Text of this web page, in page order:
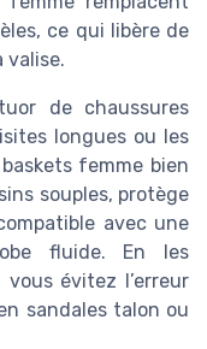
ce qui libère de
valise.
de chaussures
longues ou les
femme bien
souples, protège
avec une
fluide. En les
évitez l’erreur
sandales talon ou